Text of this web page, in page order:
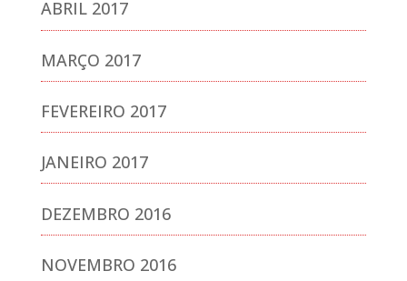
ABRIL 2017
MARÇO 2017
FEVEREIRO 2017
JANEIRO 2017
DEZEMBRO 2016
NOVEMBRO 2016